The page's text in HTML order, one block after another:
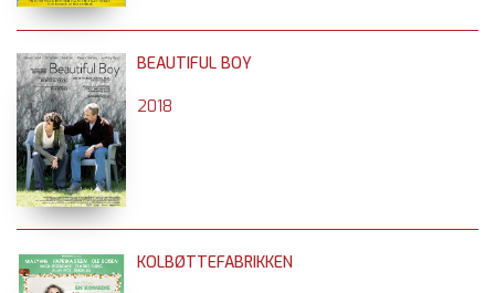
BEAUTIFUL BOY
2018
KOLBØTTEFABRIKKEN